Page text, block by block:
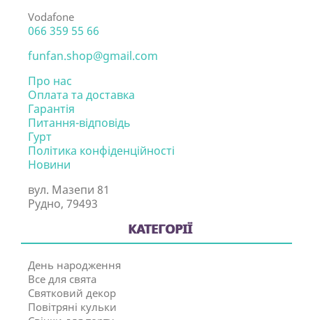
Vodafone
066 359 55 66
funfan.shop@gmail.com
Про нас
Оплата та доставка
Гарантія
Питання-відповідь
Гурт
Політика конфіденційності
Новини
вул. Мазепи 81
Рудно, 79493
КАТЕГОРІЇ
День народження
Все для свята
Святковий декор
Повітряні кульки